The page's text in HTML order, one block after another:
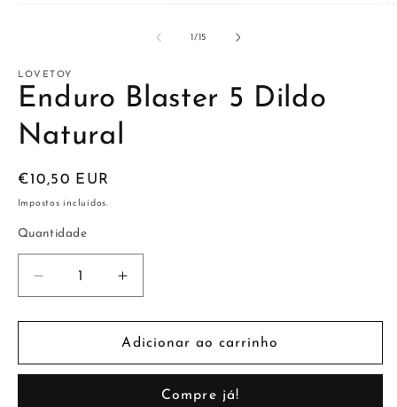
modal
1/de
15
LOVETOY
Enduro Blaster 5 Dildo
Natural
Preço
normal
€10,50 EUR
Impostos incluídos.
Quantidade
Diminuir
a
quantidade
Enduro
Aumentar
a
quantidade
de
Enduro
Adicionar ao carrinho
Compre já!